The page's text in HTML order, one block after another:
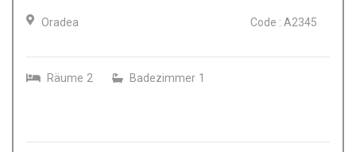
Code : A2751 - P1911
Räume 3 Badezimmer